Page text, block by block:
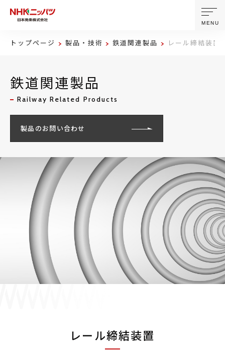
お問い合わせ
製品・技術
企業情報
サステナビリティ
株主・投資家情報
MENU
トップページ 製品・技術 鉄道関連製品 レール締結装置
鉄道関連製品
Railway Related Products
製品のお問い合わせ
レール締結装置